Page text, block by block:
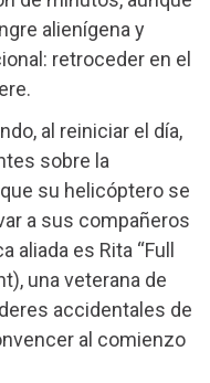
alienígena y
retroceder en el
al reiniciar el día,
sobre la
su helicóptero se
a sus compañeros
es Rita “Full
una veterana de
accidentales de
al comienzo